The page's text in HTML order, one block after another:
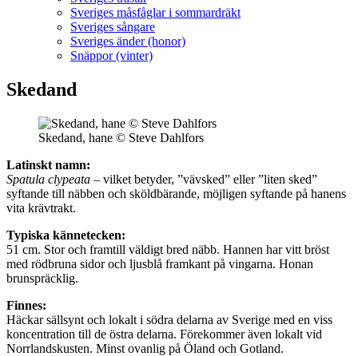
Sveriges måsfåglar i sommardräkt
Sveriges sångare
Sveriges änder (honor)
Snäppor (vinter)
Skedand
Skedand, hane © Steve Dahlfors
Latinskt namn:
Spatula clypeata – vilket betyder, ”vävsked” eller ”liten sked”
syftande till näbben och sköldbärande, möjligen syftande på hanens
vita krävtrakt.
Typiska kännetecken:
51 cm. Stor och framtill väldigt bred näbb. Hannen har vitt bröst
med rödbruna sidor och ljusblå framkant på vingarna. Honan
brunspräcklig.
Finnes:
Häckar sällsynt och lokalt i södra delarna av Sverige med en viss
koncentration till de östra delarna. Förekommer även lokalt vid
Norrlandskusten. Minst ovanlig på Öland och Gotland.